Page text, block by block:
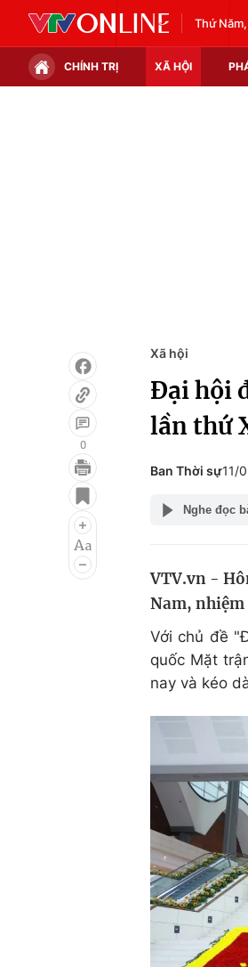
Thứ
CHÍNH TRỊ XÃ HỘI
Điện ảnh
Âm nhạc
0
Xã hội
Đại hội
lần thứ
Ban Thời sự11/
Nghe đọc
VTV.vn -
Nam,
Với chủ đề
quốc Mặt
nay và kéo